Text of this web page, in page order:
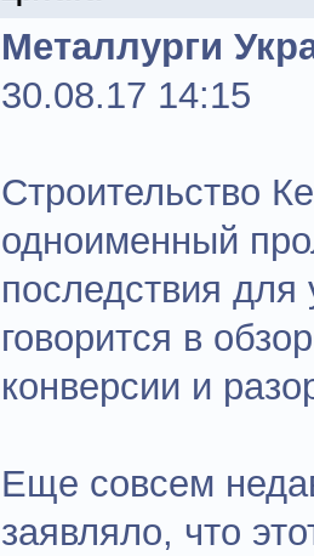
Металлурги
30.08.17 14:15
Строительство
одноименный
последствия для
говорится в
конверсии и
Еще совсем
заявляло, что